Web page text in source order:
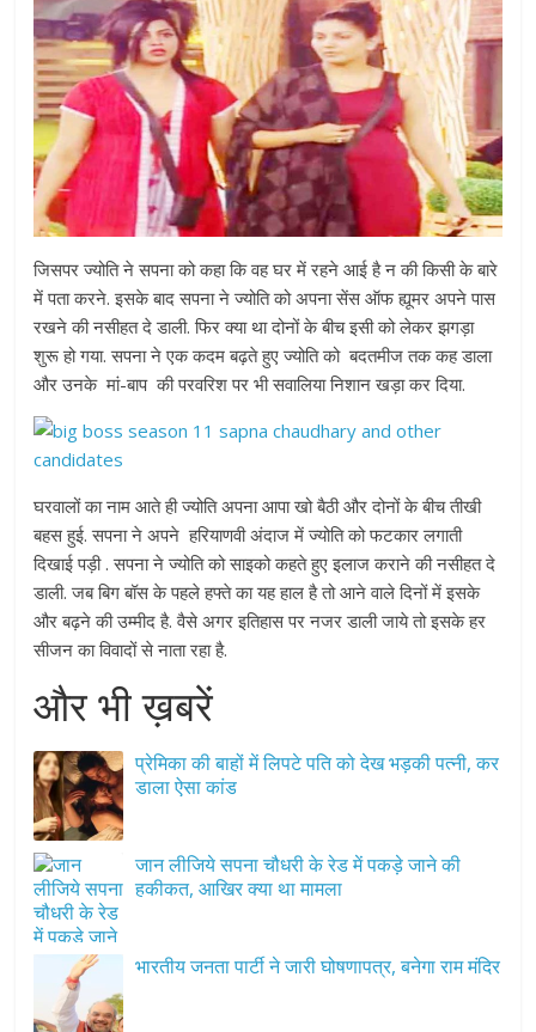
k
p
e
r
जिसपर ज्योति ने सपना को कहा कि वह घर में रहने आई है न की किसी के बारे
में पता करने. इसके बाद सपना ने ज्योति को अपना सेंस ऑफ ह्यूमर अपने पास
रखने की नसीहत दे डाली. फिर क्या था दोनों के बीच इसी को लेकर झगड़ा
शुरू हो गया. सपना ने एक कदम बढ़ते हुए ज्योति को बदतमीज तक कह डाला
और उनके मां-बाप की परवरिश पर भी सवालिया निशान खड़ा कर दिया.
घरवालों का नाम आते ही ज्योति अपना आपा खो बैठी और दोनों के बीच तीखी
बहस हुई. सपना ने अपने हरियाणवी अंदाज में ज्योति को फटकार लगाती
दिखाई पड़ी . सपना ने ज्योति को साइको कहते हुए इलाज कराने की नसीहत दे
डाली. जब बिग बॉस के पहले हफ्ते का यह हाल है तो आने वाले दिनों में इसके
और बढ़ने की उम्मीद है. वैसे अगर इतिहास पर नजर डाली जाये तो इसके हर
सीजन का विवादों से नाता रहा है.
और भी ख़बरें
प्रेमिका की बाहों में लिपटे पति को देख भड़की पत्नी, कर
डाला ऐसा कांड
जान लीजिये सपना चौधरी के रेड में पकड़े जाने की
हकीकत, आखिर क्या था मामला
भारतीय जनता पार्टी ने जारी घोषणापत्र, बनेगा राम मंदिर